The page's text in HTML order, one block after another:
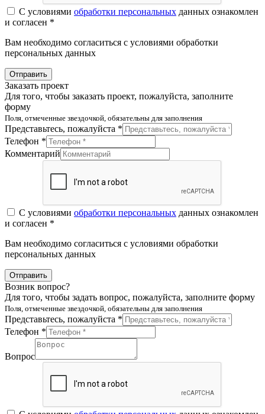
С условиями обработки персональных данных ознакомлен
и согласен *
Вам необходимо согласиться с условиями обработки
персональных данных
Отправить
Заказать проект
Для того, чтобы заказать проект, пожалуйста, заполните
форму
Поля, отмеченные звездочкой, обязательны для заполнения
Представьтесь, пожалуйста *
Телефон *
Комментарий
С условиями обработки персональных данных ознакомлен
и согласен *
Вам необходимо согласиться с условиями обработки
персональных данных
Отправить
Возник вопрос?
Для того, чтобы задать вопрос, пожалуйста, заполните форму
Поля, отмеченные звездочкой, обязательны для заполнения
Представьтесь, пожалуйста *
Телефон *
Вопрос